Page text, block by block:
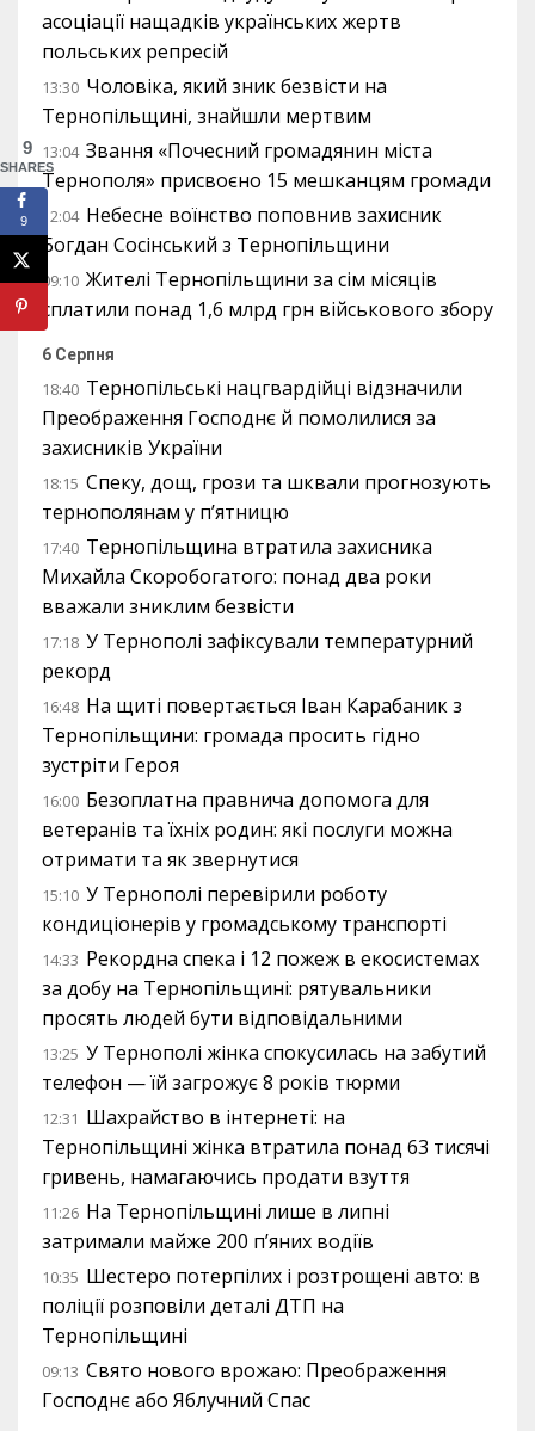
асоціації нащадків українських жертв
польських репресій
13:30 Чоловіка, який зник безвісти на
Тернопільщині, знайшли мертвим
13:04 Звання «Почесний громадянин міста
Тернополя» присвоєно 15 мешканцям громади
12:04 Небесне воїнство поповнив захисник
Богдан Сосінський з Тернопільщини
09:10 Жителі Тернопільщини за сім місяців
сплатили понад 1,6 млрд грн військового збору
6 Серпня
18:40 Тернопільські нацгвардійці відзначили
Преображення Господнє й помолилися за
захисників України
18:15 Спеку, дощ, грози та шквали прогнозують
тернополянам у п’ятницю
17:40 Тернопільщина втратила захисника
Михайла Скоробогатого: понад два роки
вважали зниклим безвісти
17:18 У Тернополі зафіксували температурний
рекорд
16:48 На щиті повертається Іван Карабаник з
Тернопільщини: громада просить гідно
зустріти Героя
16:00 Безоплатна правнича допомога для
ветеранів та їхніх родин: які послуги можна
отримати та як звернутися
15:10 У Тернополі перевірили роботу
кондиціонерів у громадському транспорті
14:33 Рекордна спека і 12 пожеж в екосистемах
за добу на Тернопільщині: рятувальники
просять людей бути відповідальними
13:25 У Тернополі жінка спокусилась на забутий
телефон — їй загрожує 8 років тюрми
12:31 Шахрайство в інтернеті: на
Тернопільщині жінка втратила понад 63 тисячі
гривень, намагаючись продати взуття
11:26 На Тернопільщині лише в липні
затримали майже 200 п’яних водіїв
10:35 Шестеро потерпілих і розтрощені авто: в
поліції розповіли деталі ДТП на
Тернопільщині
09:13 Свято нового врожаю: Преображення
Господнє або Яблучний Спас
9
SHARES
9